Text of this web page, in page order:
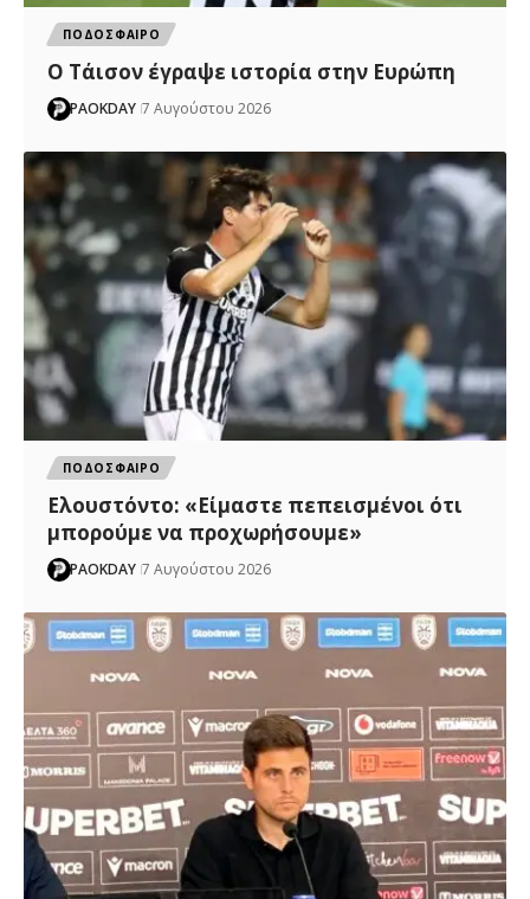
ΠΟΔΟΣΦΑΙΡΟ
Ο Τάισον έγραψε ιστορία στην Ευρώπη
PAOKDAY 7 Αυγούστου 2026
ΠΟΔΟΣΦΑΙΡΟ
Ελουστόντο: «Είμαστε πεπεισμένοι ότι
μπορούμε να προχωρήσουμε»
PAOKDAY 7 Αυγούστου 2026